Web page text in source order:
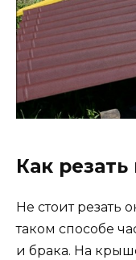
Как
Не стоит
таком способе
и брака. На